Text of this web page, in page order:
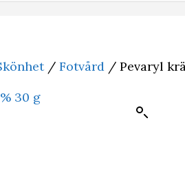
/ Fotvård / Pevaryl